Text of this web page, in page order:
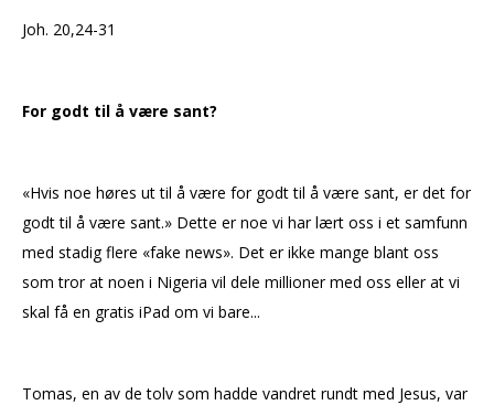
Joh. 20,24-31
For godt til å være sant?
«Hvis noe høres ut til å være for godt til å være sant, er det for
godt til å være sant.» Dette er noe vi har lært oss i et samfunn
med stadig flere «fake news». Det er ikke mange blant oss
som tror at noen i Nigeria vil dele millioner med oss eller at vi
skal få en gratis iPad om vi bare...
Tomas, en av de tolv som hadde vandret rundt med Jesus, var